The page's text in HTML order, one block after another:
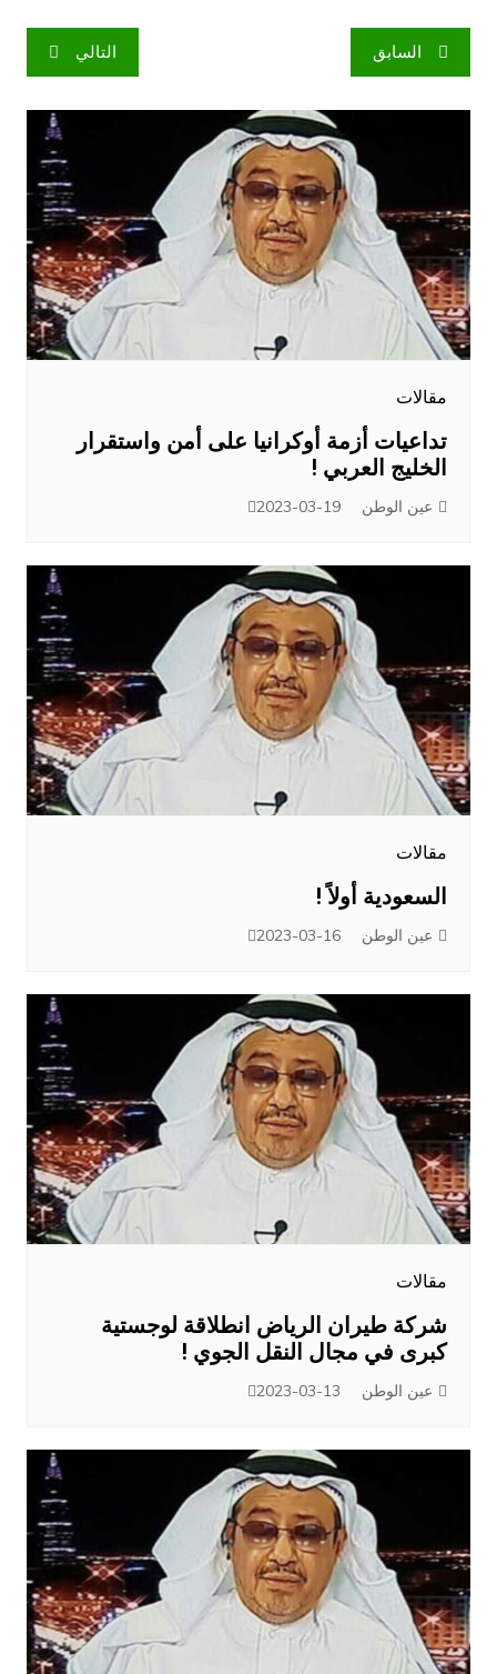
تصفّح
المقالات
السابق التالي
مقالات
تداعيات أزمة أوكرانيا على أمن واستقرار
الخليج العربي !
عين الوطن 2023-03-19
مقالات
السعودية أولاً !
عين الوطن 2023-03-16
مقالات
شركة طيران الرياض انطلاقة لوجستية
كبرى في مجال النقل الجوي !
عين الوطن 2023-03-13